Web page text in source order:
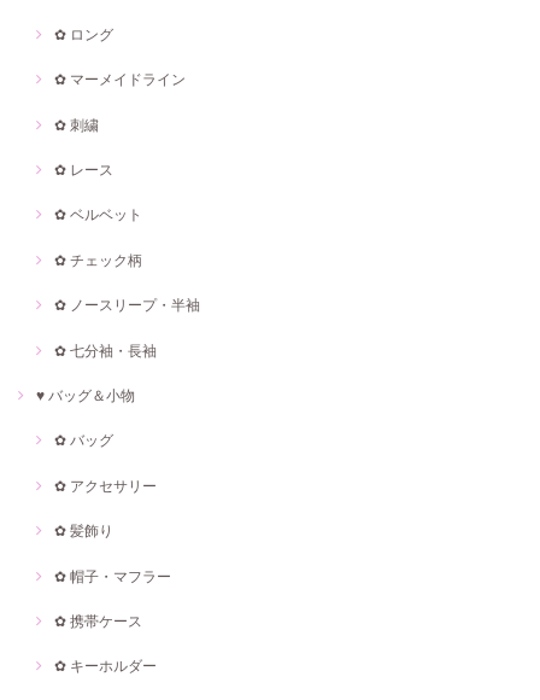
✿ ロング
✿ マーメイドライン
✿ 刺繍
✿ レース
✿ ベルベット
✿ チェック柄
✿ ノースリープ・半袖
✿ 七分袖・長袖
♥ バッグ＆小物
✿ バッグ
✿ アクセサリー
✿ 髪飾り
✿ 帽子・マフラー
✿ 携帯ケース
✿ キーホルダー